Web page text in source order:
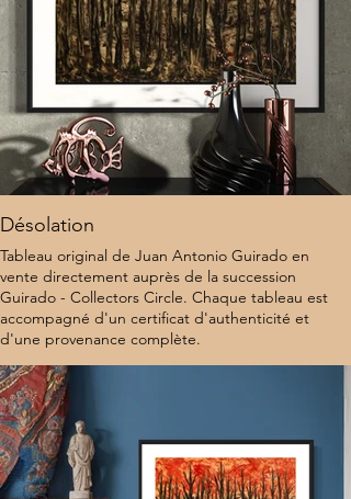
Désolation
Tableau original de Juan Antonio Guirado en
vente directement auprès de la succession
Guirado - Collectors Circle. Chaque tableau est
accompagné d'un certificat d'authenticité et
d'une provenance complète.
9 500 $